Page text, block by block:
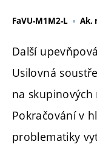
FaVU-M1M2-L Ak.
Další
Usilovná
na skupinových
Pokračování v
problematiky